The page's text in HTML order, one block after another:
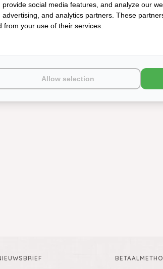
social media features, and analyze our
and analytics partners. These
your use of their services.
Allow selection